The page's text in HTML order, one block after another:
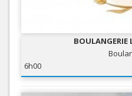
BOULANGERIE
6h00